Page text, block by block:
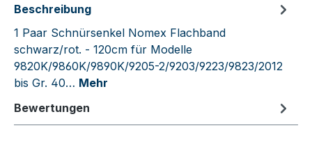
Beschreibung
1 Paar Schnürsenkel Nomex Flachband
schwarz/rot. - 120cm für Modelle
9820K/9860K/9890K/9205-2/9203/9223/9823/2012
bis Gr. 40… Mehr
Bewertungen